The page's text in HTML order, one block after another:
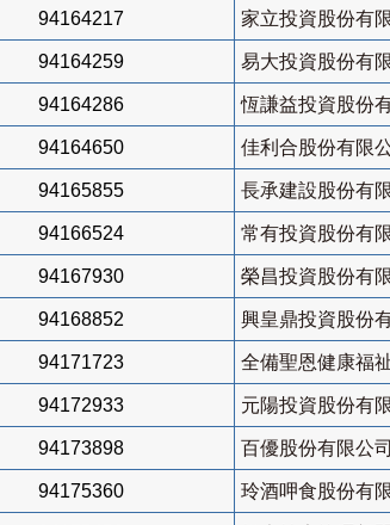
94164217 家立投資股份有
94164259 易大投資股份有
94164286 恆謙益投資股份
94164650 佳利合股份有限
94165855 長承建設股份有
94166524 常有投資股份有
94167930 榮昌投資股份有
94168852 興皇鼎投資股份
94171723 全備聖恩健康福
94172933 元陽投資股份有
94173898 百優股份有限公司
94175360 玲酒呷食股份有